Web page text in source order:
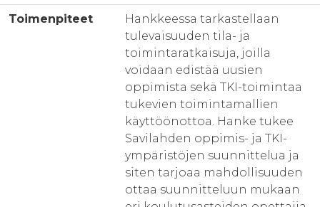
Toimenpiteet
Hankkeessa tarkastellaan
tulevaisuuden tila- ja
toimintaratkaisuja, joilla
voidaan edistää uusien
oppimista sekä TKI-toimintaa
tukevien toimintamallien
käyttöönottoa. Hanke tukee
Savilahden oppimis- ja TKI-
ympäristöjen suunnittelua ja
siten tarjoaa mahdollisuuden
ottaa suunnitteluun mukaan